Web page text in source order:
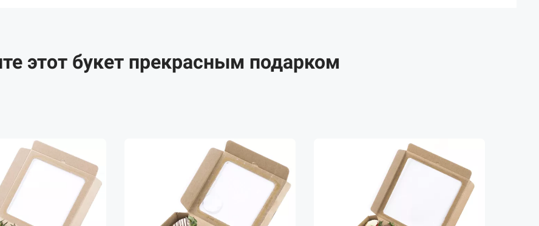
этот букет прекрасным подарком